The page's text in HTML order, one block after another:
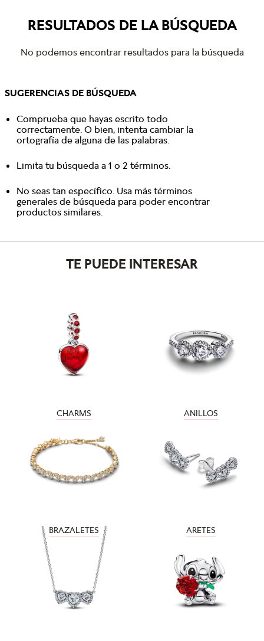
RESULTADOS DE LA BÚSQUEDA
No podemos encontrar resultados para la búsqueda
SUGERENCIAS DE BÚSQUEDA
Comprueba que hayas escrito todo
correctamente. O bien, intenta cambiar la
ortografía de alguna de las palabras.
Limita tu búsqueda a 1 o 2 términos.
No seas tan específico. Usa más términos
generales de búsqueda para poder encontrar
productos similares.
TE PUEDE INTERESAR
CHARMS ANILLOS
BRAZALETES ARETES